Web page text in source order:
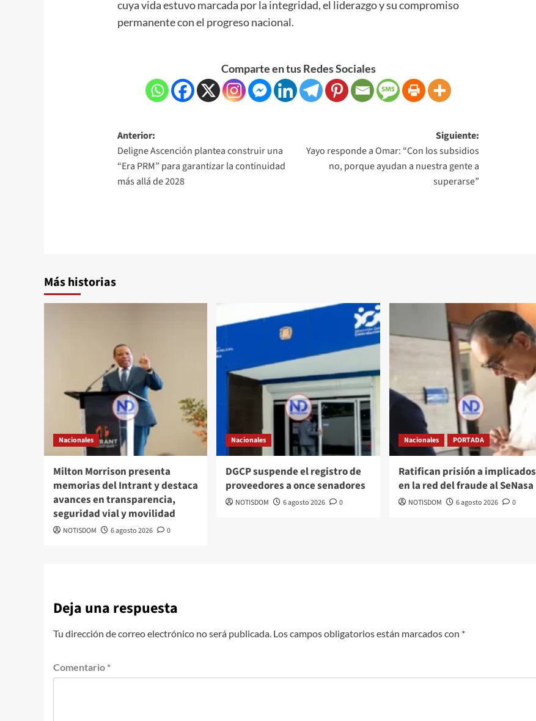
cuya vida estuvo marcada por la integridad, el liderazgo y su compromiso
permanente con el progreso nacional.
Comparte en tus Redes Sociales
Anterior:
Deligne Ascención plantea construir una
“Era PRM” para garantizar la continuidad
más allá de 2028
Siguiente:
Yayo responde a Omar: “Con los subsidios
no, porque ayudan a nuestra gente a
superarse”
Más historias
Nacionales
Milton Morrison presenta
memorias del Intrant y destaca
avances en transparencia,
seguridad vial y movilidad
NOTISDOM 6 agosto 2026 0
Nacionales
DGCP suspende el registro de
proveedores a once senadores
NOTISDOM 6 agosto 2026 0
Nacionales PORTADA
Ratifican prisión a implicados
en la red del fraude al SeNasa
NOTISDOM 6 agosto 2026 0
Deja una respuesta
Tu dirección de correo electrónico no será publicada. Los campos obligatorios están marcados con *
Comentario *